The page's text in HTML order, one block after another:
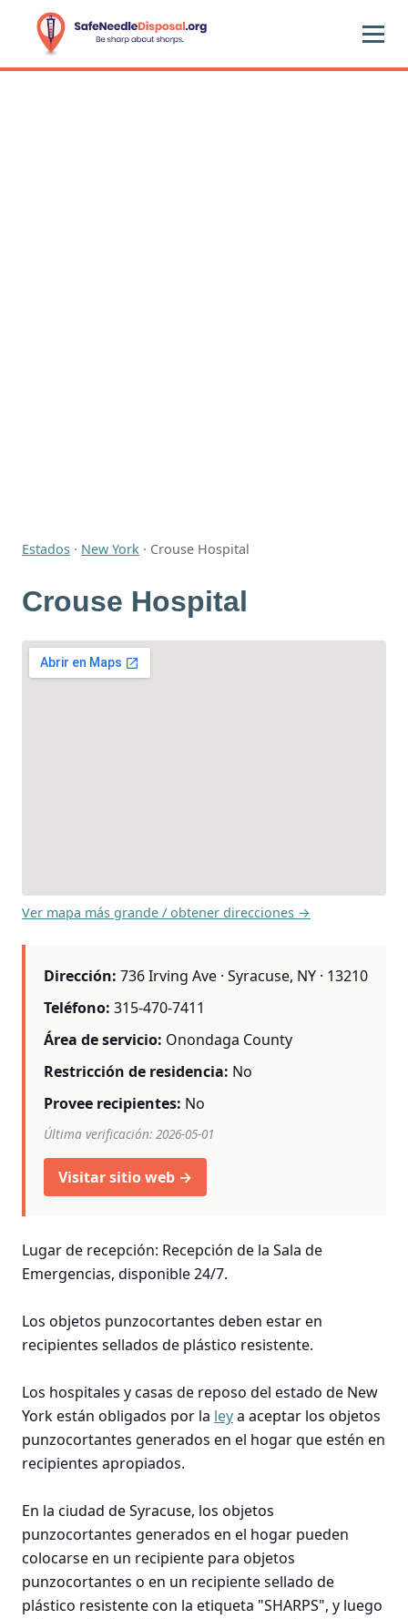
Estados · New York · Crouse Hospital
Crouse Hospital
Ver mapa más grande / obtener direcciones →
Dirección: 736 Irving Ave · Syracuse, NY · 13210
Teléfono: 315-470-7411
Área de servicio: Onondaga County
Restricción de residencia: No
Provee recipientes: No
Última verificación: 2026-05-01
Visitar sitio web →
Lugar de recepción: Recepción de la Sala de
Emergencias, disponible 24/7.
Los objetos punzocortantes deben estar en
recipientes sellados de plástico resistente.
Los hospitales y casas de reposo del estado de New
York están obligados por la leya aceptar los objetos
punzocortantes generados en el hogar que estén en
recipientes apropiados.
En la ciudad de Syracuse, los objetos
punzocortantes generados en el hogar pueden
colocarse en un recipiente para objetos
punzocortantes o en un recipiente sellado de
plástico resistente con la etiqueta "SHARPS", y luego